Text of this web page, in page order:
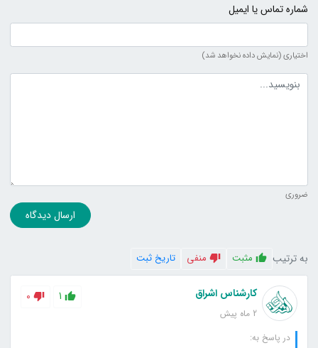
شماره تماس یا ایمیل
اختیاری (نمایش داده نخواهد شد)
متن دیدگاه
ضروری
ارسال دیدگاه
به ترتیب مثبت منفی تاریخ ثبت
کارشناس اشراق
2 ماه پیش
1
0
در پاسخ به: